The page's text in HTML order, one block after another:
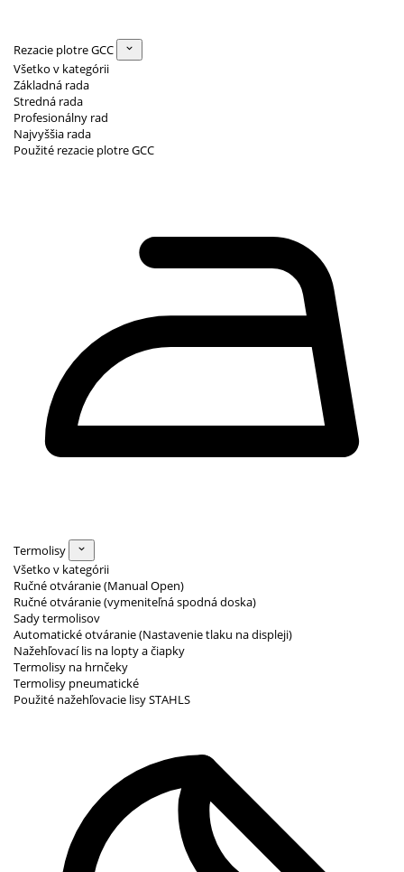
Rezacie plotre GCC
Všetko v kategórii
Základná rada
Stredná rada
Profesionálny rad
Najvyššia rada
Použité rezacie plotre GCC
Termolisy
Všetko v kategórii
Ručné otváranie (Manual Open)
Ručné otváranie (vymeniteľná spodná doska)
Sady termolisov
Automatické otváranie (Nastavenie tlaku na displeji)
Nažehľovací lis na lopty a čiapky
Termolisy na hrnčeky
Termolisy pneumatické
Použité nažehľovacie lisy STAHLS